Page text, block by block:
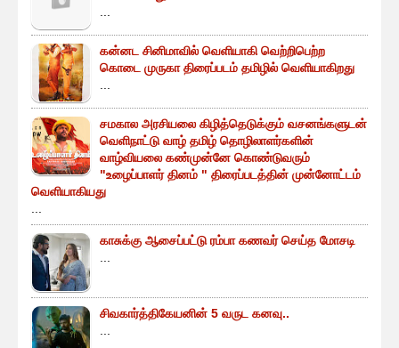
...
கன்னட சினிமாவில் வெளியாகி வெற்றிபெற்ற
கொடை முருகா திரைப்படம் தமிழில் வெளியாகிறது
...
சமகால அரசியலை கிழித்தெடுக்கும் வசனங்களுடன்
வெளிநாட்டு வாழ் தமிழ் தொழிலாளர்களின்
வாழ்வியலை கண்முன்னே கொண்டுவரும்
"உழைப்பாளர் தினம் " திரைப்படத்தின் முன்னோட்டம்
வெளியாகியது
...
காசுக்கு ஆசைப்பட்டு ரம்பா கணவர் செய்த மோசடி
...
சிவகார்த்திகேயனின் 5 வருட கனவு..
...